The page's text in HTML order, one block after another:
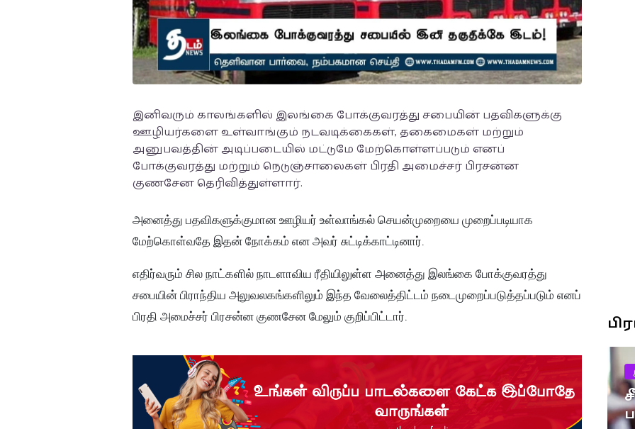
இனிவரும் காலங்களில் இலங்கை போக்குவரத்து சபையின் பதவிகளுக்கு
ஊழியர்களை உள்வாங்கும் நடவடிக்கைகள், தகைமைகள் மற்றும்
அனுபவத்தின் அடிப்படையில் மட்டுமே மேற்கொள்ளப்படும் எனப்
போக்குவரத்து மற்றும் நெடுஞ்சாலைகள் பிரதி அமைச்சர் பிரசன்ன
குணசேன தெரிவித்துள்ளார்.
அனைத்து பதவிகளுக்குமான ஊழியர் உள்வாங்கல் செயன்முறையை முறைப்படியாக
மேற்கொள்வதே இதன் நோக்கம் என அவர் சுட்டிக்காட்டினார்.
எதிர்வரும் சில நாட்களில் நாடளாவிய ரீதியிலுள்ள அனைத்து இலங்கை போக்குவரத்து
சபையின் பிராந்திய அலுவலகங்களிலும் இந்த வேலைத்திட்டம் நடைமுறைப்படுத்தப்படும் எனப்
பிரதி அமைச்சர் பிரசன்ன குணசேன மேலும் குறிப்பிட்டார்.